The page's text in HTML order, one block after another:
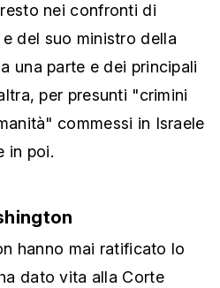
nei confronti di
del suo ministro della
una parte e dei principali
per presunti "crimini
commessi in Israele
in poi.
hanno mai ratificato lo
dato vita alla Corte